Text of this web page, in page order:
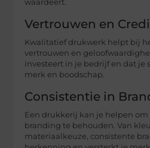
waardeert.
Vertrouwen en
Kwalitatief drukwerk helpt bij
vertrouwen en
investeert in je bedrijf en dat je
merk en boodschap.
Consistentie in
Een drukkerij kan je helpen om
branding te behouden. Van
materiaalkeuze, consistente